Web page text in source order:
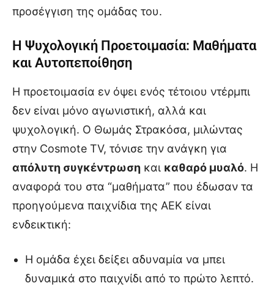
προσέγγιση της ομάδας του.
Η Ψυχολογική Προετοιμασία: Μαθήματα
και Αυτοπεποίθηση
Η προετοιμασία εν όψει ενός τέτοιου ντέρμπι
δεν είναι μόνο αγωνιστική, αλλά και
ψυχολογική. Ο Θωμάς Στρακόσα, μιλώντας
στην Cosmote TV, τόνισε την ανάγκη για
απόλυτη συγκέντρωση και καθαρό μυαλό. Η
αναφορά του στα “μαθήματα” που έδωσαν τα
προηγούμενα παιχνίδια της ΑΕΚ είναι
ενδεικτική:
Η ομάδα έχει δείξει αδυναμία να μπει
δυναμικά στο παιχνίδι από το πρώτο λεπτό.